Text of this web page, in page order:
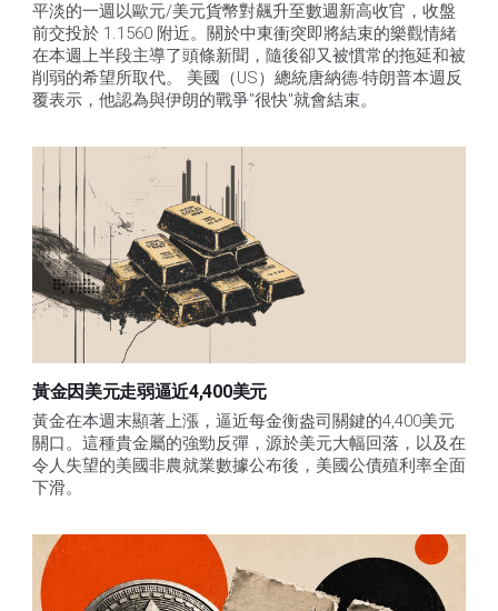
平淡的一週以歐元/美元貨幣對飆升至數週新高收官，收盤
前交投於 1.1560 附近。關於中東衝突即將結束的樂觀情緒
在本週上半段主導了頭條新聞，隨後卻又被慣常的拖延和被
削弱的希望所取代。 美國（US）總統唐納德-特朗普本週反
覆表示，他認為與伊朗的戰爭"很快"就會結束。
黃金因美元走弱逼近4,400美元
黃金在本週末顯著上漲，逼近每金衡盎司關鍵的4,400美元
關口。這種貴金屬的強勁反彈，源於美元大幅回落，以及在
令人失望的美國非農就業數據公布後，美國公債殖利率全面
下滑。